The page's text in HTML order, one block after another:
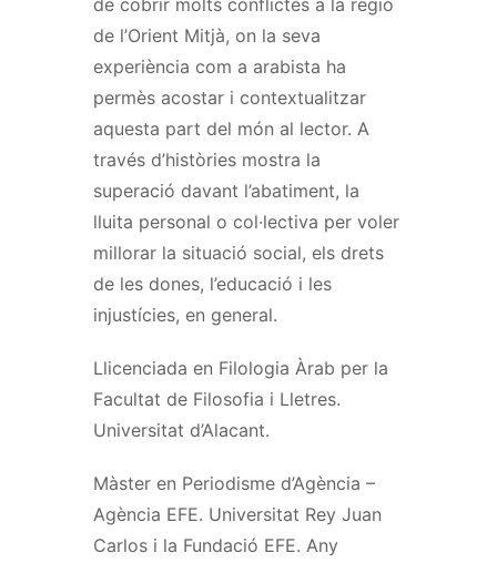
de l’Orient Mitjà, on la seva
experiència com a arabista ha
permès acostar i contextualitzar
aquesta part del món al lector. A
través d’històries mostra la
superació davant l’abatiment, la
lluita personal o col·lectiva per voler
millorar la situació social, els drets
de les dones, l’educació i les
injustícies, en general.
Llicenciada en Filologia Àrab per la
Facultat de Filosofia i Lletres.
Universitat d’Alacant.
Màster en Periodisme d’Agència –
Agència EFE. Universitat Rey Juan
Carlos i la Fundació EFE. Any